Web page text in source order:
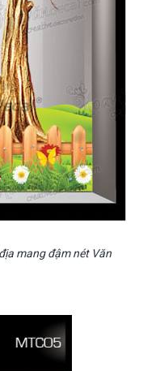
mang đậm nét Văn